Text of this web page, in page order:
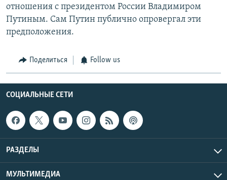
отношения с президентом России Владимиром
Путиным. Сам Путин публично опровергал эти
предположения.
Поделиться Follow us
СОЦИАЛЬНЫЕ СЕТИ
РАЗДЕЛЫ
МУЛЬТИМЕДИА